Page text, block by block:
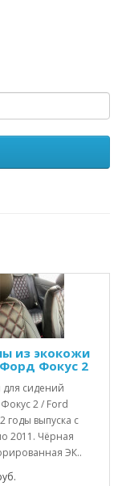
из экокожи
Фокус 2
для сидений
2 / Ford
годы выпуска с
2011. Чёрная
ЭК..